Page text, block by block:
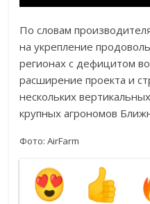
По словам
на укрепление
регионах с дефицитом
расширение проекта и
нескольких
крупных агрономов
Фото: AirFarm